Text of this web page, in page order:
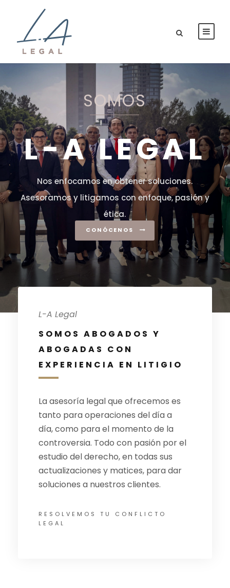
SOMOS
L-A LEGAL
Nos enfocamos en obtener soluciones.
Asesoramos y litigamos con enfoque, pasión y
ética.
CONÓCENOS
L-A Legal
SOMOS ABOGADOS Y
ABOGADAS CON
EXPERIENCIA EN LITIGIO
La asesoría legal que ofrecemos es
tanto para operaciones del día a
día, como para el momento de la
controversia. Todo con pasión por el
estudio del derecho, en todas sus
actualizaciones y matices, para dar
soluciones a nuestros clientes.
RESOLVEMOS TU CONFLICTO
LEGAL